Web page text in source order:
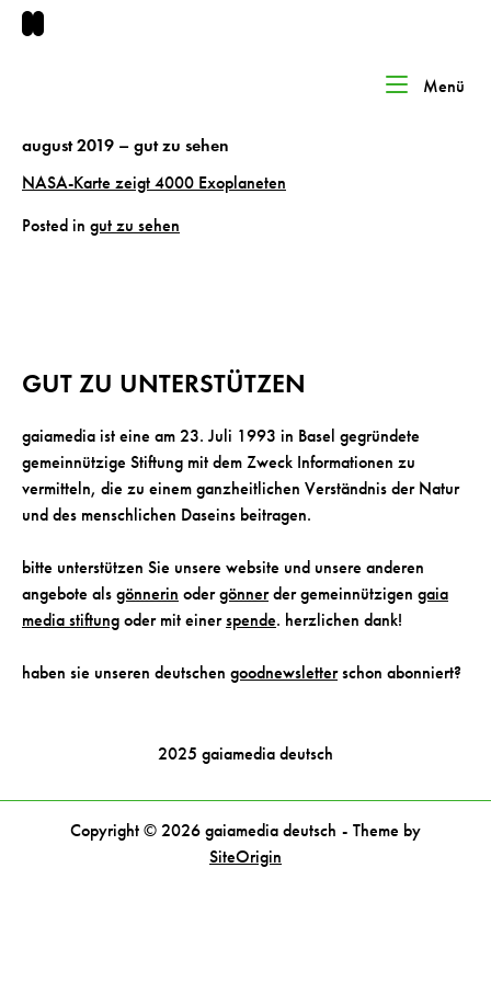
Skip
Menü
august 2019 – gut zu sehen
NASA-Karte zeigt 4000 Exoplaneten
Posted in gut zu sehen
GUT ZU UNTERSTÜTZEN
gaiamedia ist eine am 23. Juli 1993 in Basel gegründete
gemeinnützige Stiftung mit dem Zweck Informationen zu
vermitteln, die zu einem ganzheitlichen Verständnis der Natur
und des menschlichen Daseins beitragen.
bitte unterstützen Sie unsere website und unsere anderen
angebote als gönnerin odergönnerder gemeinnützigen gaia
media stiftung oder mit einerspende. herzlichen dank!
haben sie unseren deutschen goodnewsletterschon abonniert?
2025 gaiamedia deutsch
Copyright © 2026 gaiamedia deutsch
Theme by
SiteOrigin